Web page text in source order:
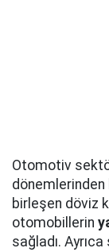
Otomotiv
dönemlerinden
birleşen döviz
otomobillerin
sağladı. Ayrıca